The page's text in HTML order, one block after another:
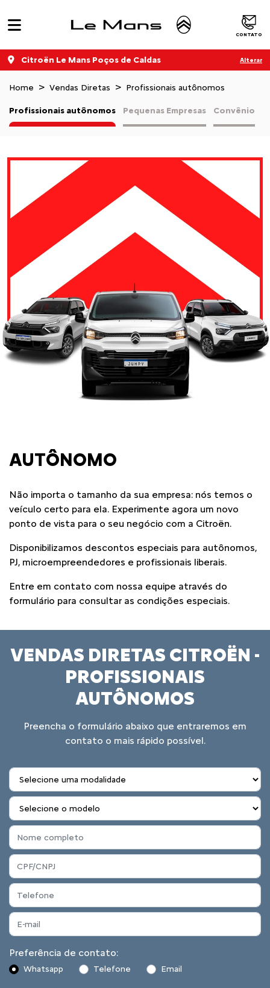
CONTATO
Citroën Le Mans Poços de Caldas Alterar
Home Vendas Diretas Profissionais autônomos
Pequenas Empresas
Profissionais autônomos Convênio
AUTÔNOMO
Não importa o tamanho da sua empresa: nós temos o
veículo certo para ela. Experimente agora um novo
ponto de vista para o seu negócio com a Citroën.
Disponibilizamos descontos especiais para autônomos,
PJ, microempreendedores e profissionais liberais.
Entre em contato com nossa equipe através do
formulário para consultar as condições especiais.
VENDAS DIRETAS CITROËN -
PROFISSIONAIS
AUTÔNOMOS
Preencha o formulário abaixo que entraremos em
contato o mais rápido possível.
Preferência de contato:
Whatsapp Telefone Email